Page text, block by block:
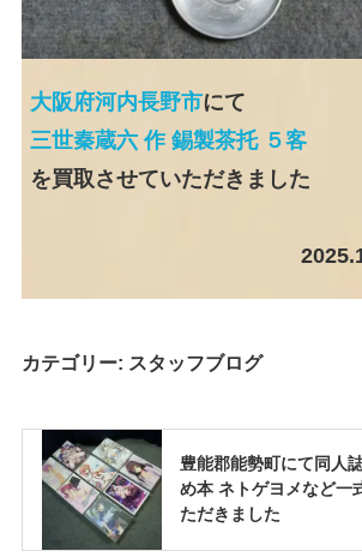
大阪府河内長野市にて
三世秦蔵六 作 錫製茶托 ５客
を買取させていただきました
カテゴリー: スタッフブログ
豊能郡能勢町にて同人
め本 ネトゲヨメなど一
ただきました